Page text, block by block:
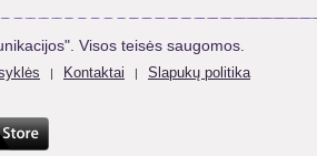
Visos teisės saugomos.
| Kontaktai | Slapukų politika